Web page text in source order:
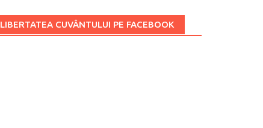
LIBERTATEA CUVÂNTULUI PE FACEBOOK